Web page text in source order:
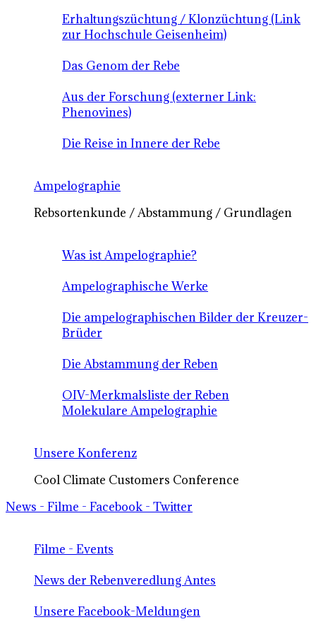
Erhaltungszüchtung / Klonzüchtung (Link
zur Hochschule Geisenheim)
Das Genom der Rebe
Aus der Forschung (externer Link:
Phenovines)
Die Reise in Innere der Rebe
Ampelographie
Rebsortenkunde / Abstammung / Grundlagen
Was ist Ampelographie?
Ampelographische Werke
Die ampelographischen Bilder der Kreuzer-
Brüder
Die Abstammung der Reben
OIV-Merkmalsliste der Reben
Molekulare Ampelographie
Unsere Konferenz
Cool Climate Customers Conference
News - Filme - Facebook - Twitter
Filme - Events
News der Rebenveredlung Antes
Unsere Facebook-Meldungen